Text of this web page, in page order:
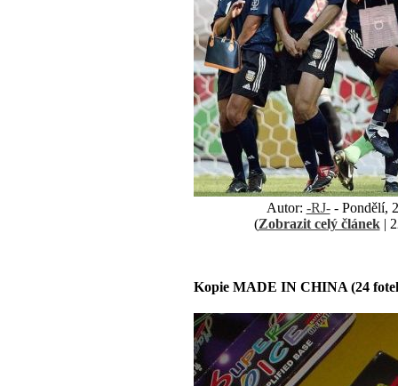
Autor: -RJ-- Pondělí,
(Zobrazit celý článek|
Kopie MADE IN CHINA (24